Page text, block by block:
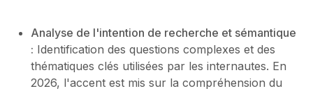
Analyse de l'intention de recherche et sémantique
: Identification des questions complexes et des
thématiques clés utilisées par les internautes. En
2026, l'accent est mis sur la compréhension du